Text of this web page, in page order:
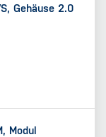
Gehäuse 2.0
Modul